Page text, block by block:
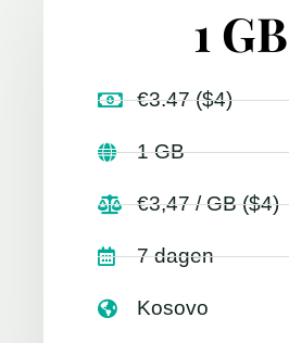
1 GB
€3.47 ($4)
1 GB
€3,47 / GB ($4)
7 dagen
Kosovo